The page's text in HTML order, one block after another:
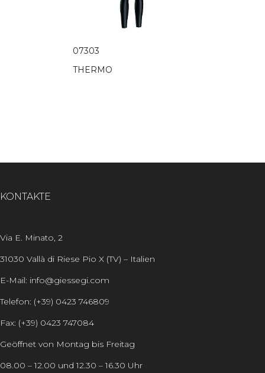
07303
THERMO
KONTAKTE
Via E. Minato, 2
31030 Vallà di Riese Pio X (TV) – Italien
E-Mail: info@giessegi.com
Telefon: (+39) 0423 746809
Fax: (+39) 0423 747084
Geöffnet von Montag bis Freitag
08.00 – 12.00 und 12.30 – 16.30 Uhr